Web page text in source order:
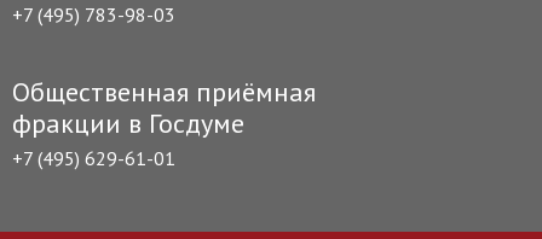
+7 (495) 783-98-03
Общественная приёмная
фракции в Госдуме
+7 (495) 629-61-01